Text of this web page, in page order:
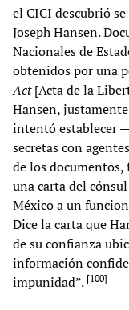
el CICI descubrió
Joseph Hansen.
Nacionales de
obtenidos por una
Act[Acta de la
Hansen,
intentó establecer
secretas con
de los documentos,
una carta del
México a un
Dice la carta que
de su confianza
información
impunidad”. [100]